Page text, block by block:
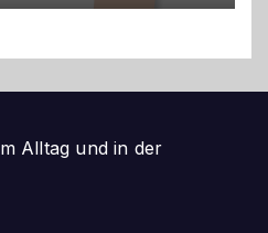
Alltag und in der